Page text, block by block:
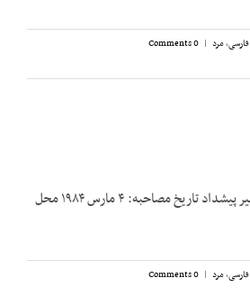
فارسی,مرد |
0 Comments
روایت‌کننده: آقای دکتر امیر پیشداد تاریخ مصاحبه: ۴ مارس ۱۹۸۴ محل
فارسی,مرد |
0 Comments